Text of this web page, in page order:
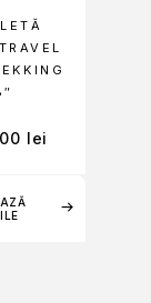
lei